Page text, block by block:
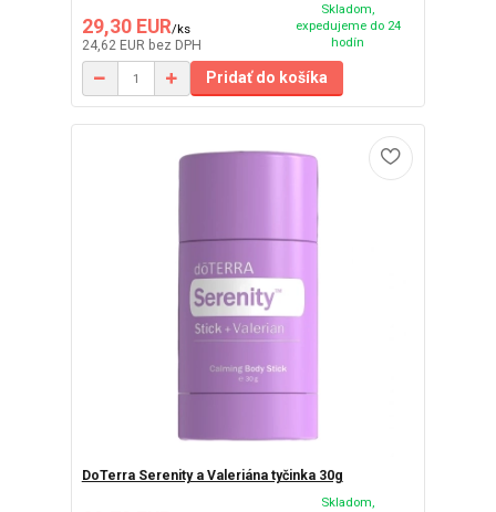
29,30 EUR/ks
24,62 EUR bez DPH
Skladom,
expedujeme do 24
hodín
Pridať do košíka
DoTerra Serenity a Valeriána tyčinka 30g
Skladom,